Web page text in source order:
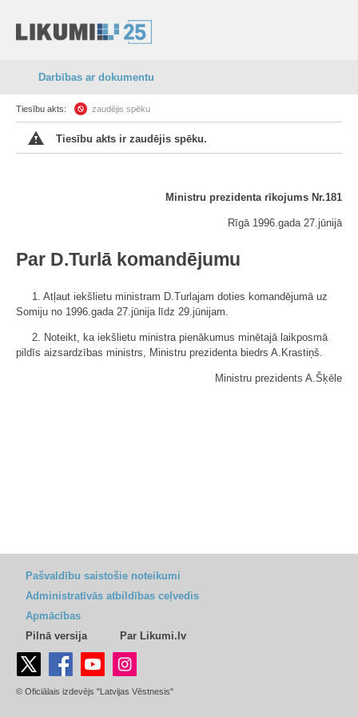
Darbības ar dokumentu
Tiesību akts: zaudējis spēku
Tiesību akts ir zaudējis spēku.
Ministru prezidenta rīkojums Nr.181
Rīgā 1996.gada 27.jūnijā
Par D.Turlā komandējumu
1. Atļaut iekšlietu ministram D.Turlajam doties komandējumā uz
Somiju no 1996.gada 27.jūnija līdz 29.jūnijam.
2. Noteikt, ka iekšlietu ministra pienākumus minētajā laikposmā
pildīs aizsardzības ministrs, Ministru prezidenta biedrs A.Krastiņš.
Ministru prezidents A.Šķēle
Pašvaldību saistošie noteikumi
Administratīvās atbildības ceļvedis
Apmācības
Pilnā versija
Par Likumi.lv
© Oficiālais izdevējs "Latvijas Vēstnesis"